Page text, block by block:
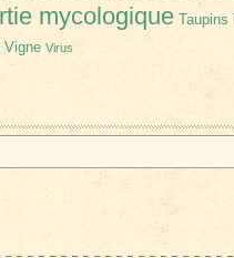
mycologique Taupins
Vigne Virus